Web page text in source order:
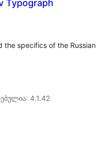
Typograph
the specifics of the Russian
4.1.42